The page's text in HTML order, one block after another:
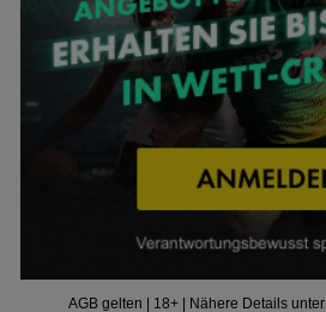
AGB gelten | 18+ | Nähere Details unter